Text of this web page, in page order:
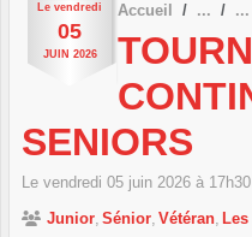
Le vendredi
05
JUIN 2026
Accueil
SENIORS
Le vendredi 05 juin 2026 à 17h30
Junior Sénior Vétéran